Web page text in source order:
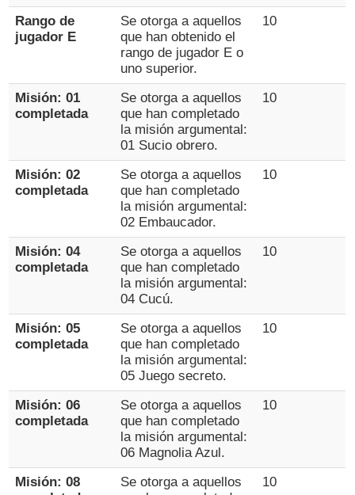
Rango de
jugador E
Se otorga a aquellos
que han obtenido el
rango de jugador E o
uno superior.
10
Misión: 01
completada
Se otorga a aquellos
que han completado
la misión argumental:
01 Sucio obrero.
10
Misión: 02
completada
Se otorga a aquellos
que han completado
la misión argumental:
02 Embaucador.
10
Misión: 04
completada
Se otorga a aquellos
que han completado
la misión argumental:
04 Cucú.
10
Misión: 05
completada
Se otorga a aquellos
que han completado
la misión argumental:
05 Juego secreto.
10
Misión: 06
completada
Se otorga a aquellos
que han completado
la misión argumental:
06 Magnolia Azul.
10
Misión: 08
Se otorga a aquellos
10